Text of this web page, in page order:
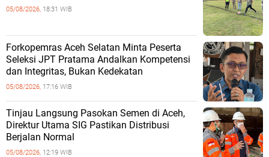
05/08/2026, 18:31 WIB
Forkopemras Aceh Selatan Minta Peserta
Seleksi JPT Pratama Andalkan Kompetensi
dan Integritas, Bukan Kedekatan
05/08/2026, 17:16 WIB
‎Tinjau Langsung Pasokan Semen di Aceh,
‎Direktur Utama SIG Pastikan Distribusi
Berjalan Normal ‎
05/08/2026, 12:19 WIB